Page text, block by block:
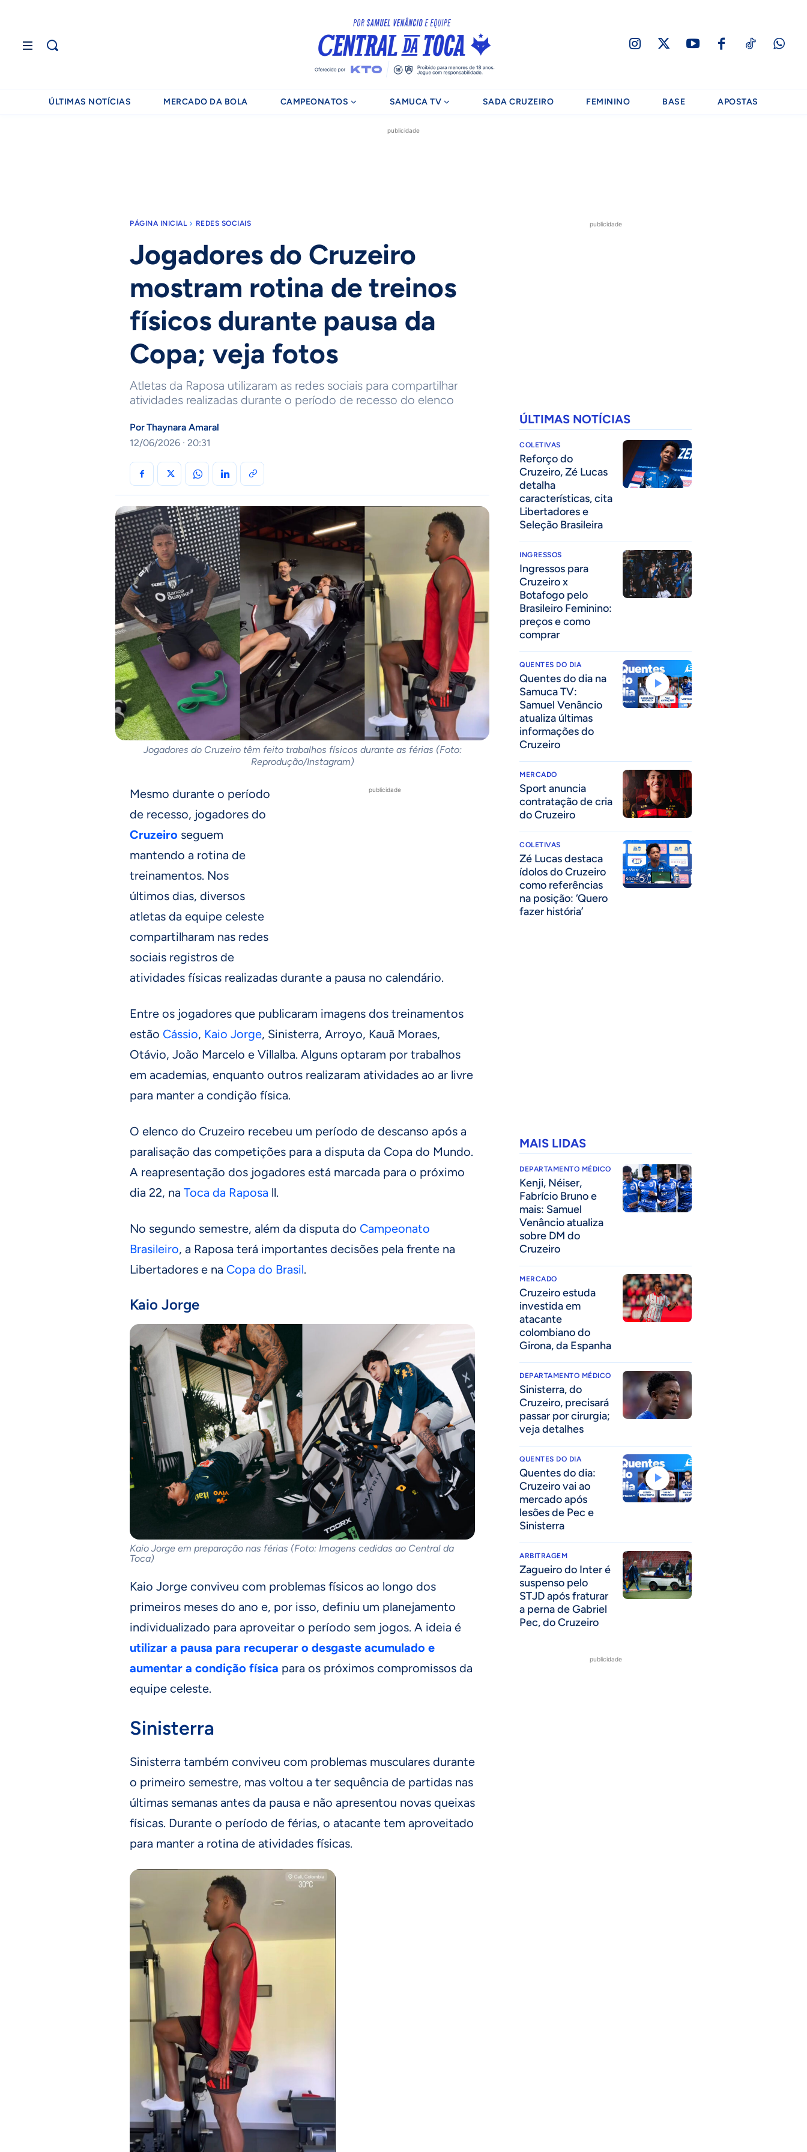
ÚLTIMAS NOTÍCIAS MERCADO DA BOLA CAMPEONATOS SAMUCA TV SADA CRUZEIRO FEMININO BASE APOSTAS
publicidade
PÁGINA INICIAL REDES SOCIAIS
Jogadores do Cruzeiro
mostram rotina de treinos
físicos durante pausa da
Copa; veja fotos
Atletas da Raposa utilizaram as redes sociais para compartilhar
atividades realizadas durante o período de recesso do elenco
PorThaynara Amaral
12/06/2026 · 20:31
Jogadores do Cruzeiro têm feito trabalhos físicos durante as férias (Foto:
Reprodução/Instagram)
publicidade
Mesmo durante o período
de recesso, jogadores do
Cruzeiro seguem
mantendo a rotina de
treinamentos. Nos
últimos dias, diversos
atletas da equipe celeste
compartilharam nas redes
sociais registros de
atividades físicas realizadas durante a pausa no calendário.
Entre os jogadores que publicaram imagens dos treinamentos
estão Cássio, Kaio Jorge, Sinisterra, Arroyo, Kauã Moraes,
Otávio, João Marcelo e Villalba. Alguns optaram por trabalhos
em academias, enquanto outros realizaram atividades ao ar livre
para manter a condição física.
O elenco do Cruzeiro recebeu um período de descanso após a
paralisação das competições para a disputa da Copa do Mundo.
A reapresentação dos jogadores está marcada para o próximo
dia 22, na Toca da Raposa ll.
No segundo semestre, além da disputa do Campeonato
Brasileiro, a Raposa terá importantes decisões pela frente na
Libertadores e na Copa do Brasil.
Kaio Jorge
Kaio Jorge em preparação nas férias (Foto: Imagens cedidas ao Central da
Toca)
Kaio Jorge conviveu com problemas físicos ao longo dos
primeiros meses do ano e, por isso, definiu um planejamento
individualizado para aproveitar o período sem jogos. A ideia é
utilizar a pausa para recuperar o desgaste acumulado e
aumentar a condição física para os próximos compromissos da
equipe celeste.
Sinisterra
Sinisterra também conviveu com problemas musculares durante
o primeiro semestre, mas voltou a ter sequência de partidas nas
últimas semanas antes da pausa e não apresentou novas queixas
físicas. Durante o período de férias, o atacante tem aproveitado
para manter a rotina de atividades físicas.
publicidade
ÚLTIMAS NOTÍCIAS
COLETIVAS
⁠Reforço do
Cruzeiro, Zé Lucas
detalha
características, cita
Libertadores e
Seleção Brasileira
INGRESSOS
Ingressos para
Cruzeiro x
Botafogo pelo
Brasileiro Feminino:
preços e como
comprar
QUENTES DO DIA
Quentes do dia na
Samuca TV:
Samuel Venâncio
atualiza últimas
informações do
Cruzeiro
MERCADO
Sport anuncia
contratação de cria
do Cruzeiro
COLETIVAS
Zé Lucas destaca
ídolos do Cruzeiro
como referências
na posição: ‘Quero
fazer história’
MAIS LIDAS
DEPARTAMENTO MÉDICO
Kenji, Néiser,
Fabrício Bruno e
mais: Samuel
Venâncio atualiza
sobre DM do
Cruzeiro
MERCADO
Cruzeiro estuda
investida em
atacante
colombiano do
Girona, da Espanha
DEPARTAMENTO MÉDICO
Sinisterra, do
Cruzeiro, precisará
passar por cirurgia;
veja detalhes
QUENTES DO DIA
Quentes do dia:
Cruzeiro vai ao
mercado após
lesões de Pec e
Sinisterra
ARBITRAGEM
Zagueiro do Inter é
suspenso pelo
STJD após fraturar
a perna de Gabriel
Pec, do Cruzeiro
publicidade